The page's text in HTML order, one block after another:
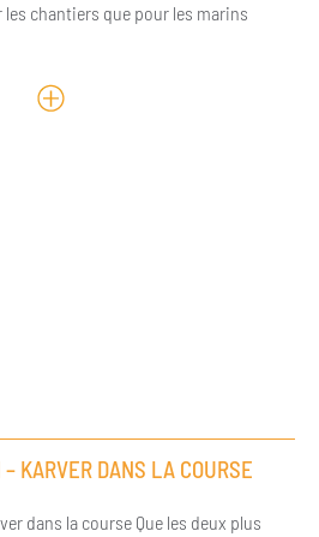
chantiers que pour les marins
KARVER DANS LA COURSE
dans la course Que les deux plus